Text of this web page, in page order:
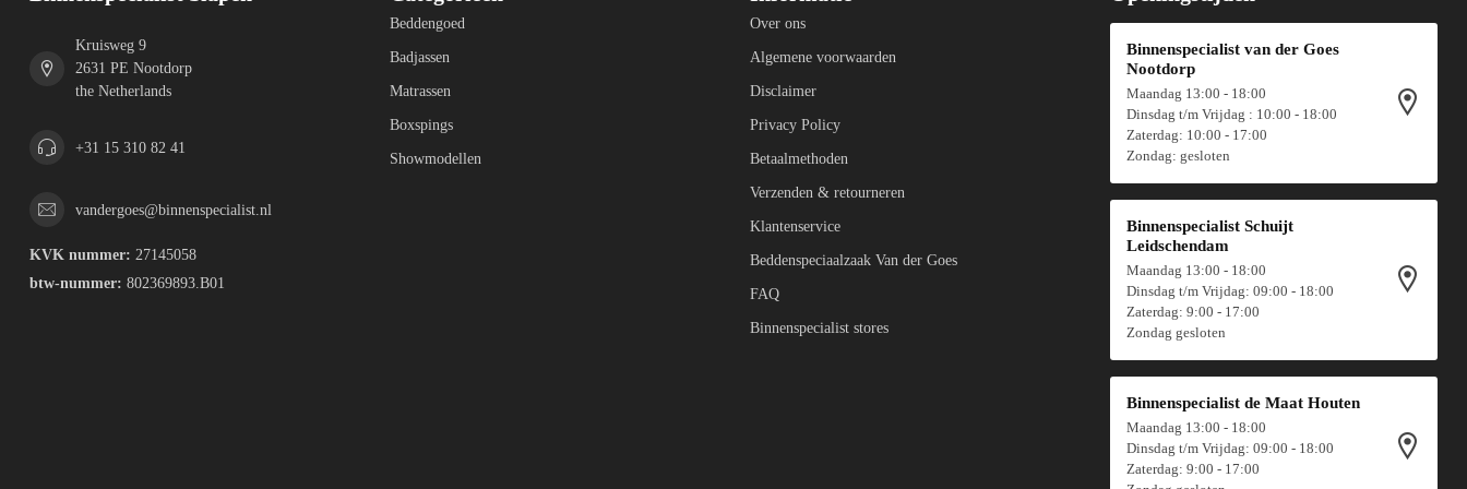
Kruisweg 9
2631 PE Nootdorp
the Netherlands
+31 15 310 82 41
vandergoes@binnenspecialist.nl
KVK nummer: 27145058
btw-nummer: 802369893.B01
Beddengoed
Badjassen
Matrassen
Boxspings
Showmodellen
Over ons
Algemene voorwaarden
Disclaimer
Privacy Policy
Betaalmethoden
Verzenden & retourneren
Klantenservice
Beddenspeciaalzaak Van der Goes
FAQ
Binnenspecialist stores
Binnenspecialist van der Goes
Nootdorp
Maandag 13:00 - 18:00
Dinsdag t/m Vrijdag : 10:00 - 18:00
Zaterdag: 10:00 - 17:00
Zondag: gesloten
Binnenspecialist Schuijt
Leidschendam
Maandag 13:00 - 18:00
Dinsdag t/m Vrijdag: 09:00 - 18:00
Zaterdag: 9:00 - 17:00
Zondag gesloten
Binnenspecialist de Maat Houten
Maandag 13:00 - 18:00
Dinsdag t/m Vrijdag: 09:00 - 18:00
Zaterdag: 9:00 - 17:00